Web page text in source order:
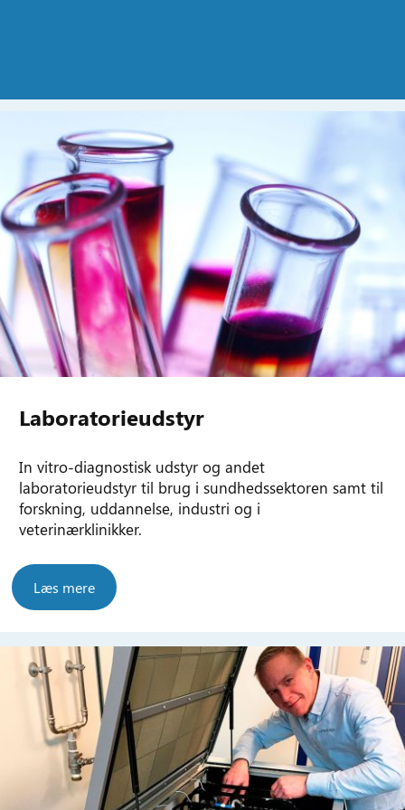
Laboratorieudstyr
In vitro-diagnostisk udstyr og andet
laboratorieudstyr til brug i sundhedssektoren samt til
forskning, uddannelse, industri og i
veterinærklinikker.
Læs mere